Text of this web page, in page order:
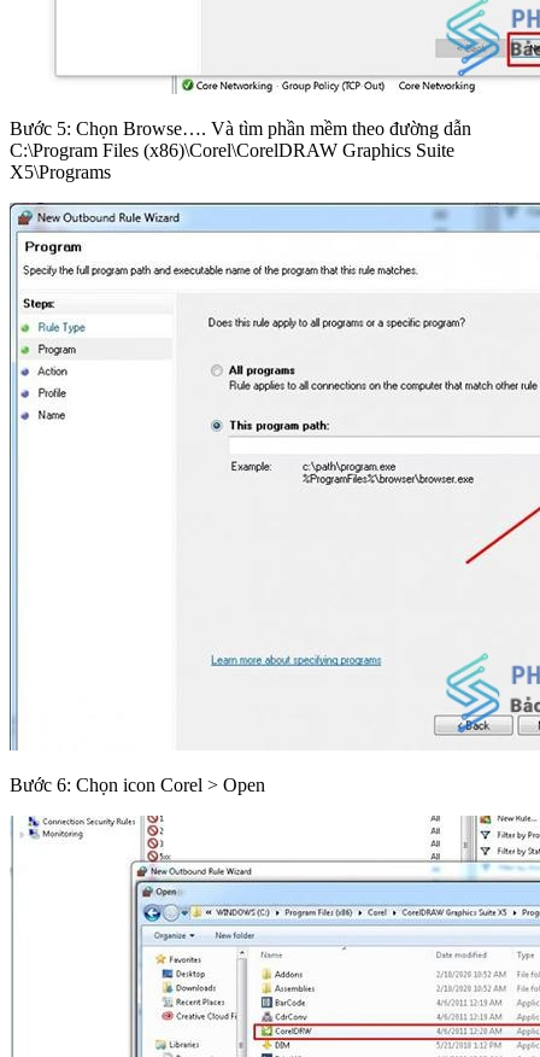
Bước 5: Chọn Browse…. Và tìm phần mềm theo đường dẫn
C:\Program Files (x86)\Corel\CorelDRAW Graphics Suite
X5\Programs
Bước 6: Chọn icon Corel > Open